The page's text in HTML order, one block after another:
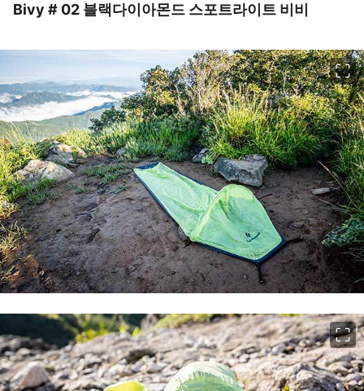
Bivy # 02 블랙다이아몬드 스포트라이트 비비